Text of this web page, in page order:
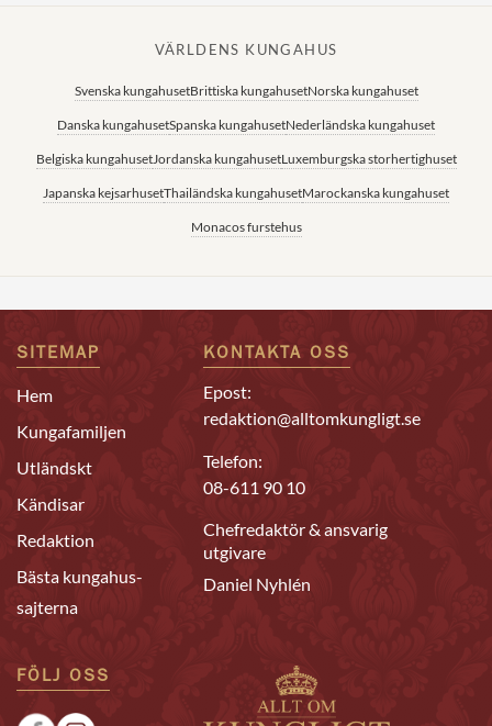
VÄRLDENS KUNGAHUS
Svenska kungahusetBrittiska kungahusetNorska kungahuset
Danska kungahusetSpanska kungahusetNederländska kungahuset
Belgiska kungahusetJordanska kungahusetLuxemburgska storhertighuset
Japanska kejsarhusetThailändska kungahusetMarockanska kungahuset
Monacos furstehus
SITEMAP
Hem
Kungafamiljen
Utländskt
Kändisar
Redaktion
Bästa kungahus-
sajterna
KONTAKTA OSS
Epost:
redaktion@alltomkungligt.se
Telefon:
08-611 90 10
Chefredaktör & ansvarig
utgivare
Daniel Nyhlén
FÖLJ OSS